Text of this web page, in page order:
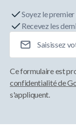
Soyez le
Recevez les
Ce formulaire est
confidentialité de
s'appliquent.